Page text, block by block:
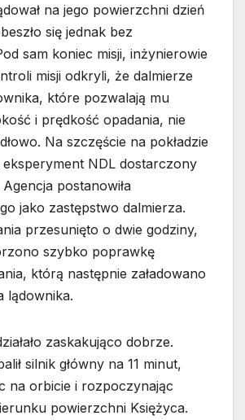
na jego powierzchni dzień
się jednak bez
sam koniec misji, inżynierowie
misji odkryli, że dalmierze
które pozwalają mu
i prędkość opadania, nie
Na szczęście na pokładzie
eksperyment NDL dostarczony
postanowiła
jako zastępstwo dalmierza.
przesunięto o dwie godziny,
szybko poprawkę
którą następnie załadowano
lądownika.
zaskakująco dobrze.
silnik główny na 11 minut,
na orbicie i rozpoczynając
powierzchni Księżyca.